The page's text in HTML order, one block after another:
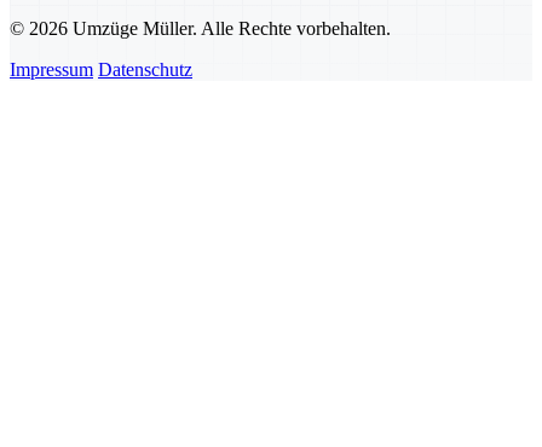
© 2026 Umzüge Müller. Alle Rechte vorbehalten.
Impressum Datenschutz